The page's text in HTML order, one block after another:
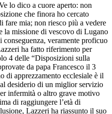
lo dico a cuore aperto: non
che finora ho cercato
fare mia; non riesco più a vedere
la missione di vescovo di Lugano
conseguenza, veramente proficuo
ha fatto riferimento per
4 delle “Disposizioni sulla
da papa Francesco il 3
di apprezzamento ecclesiale è il
desiderio di un miglior servizio
infermità o altro grave motivo
di raggiungere l’età di
Lazzeri ha riassunto il suo